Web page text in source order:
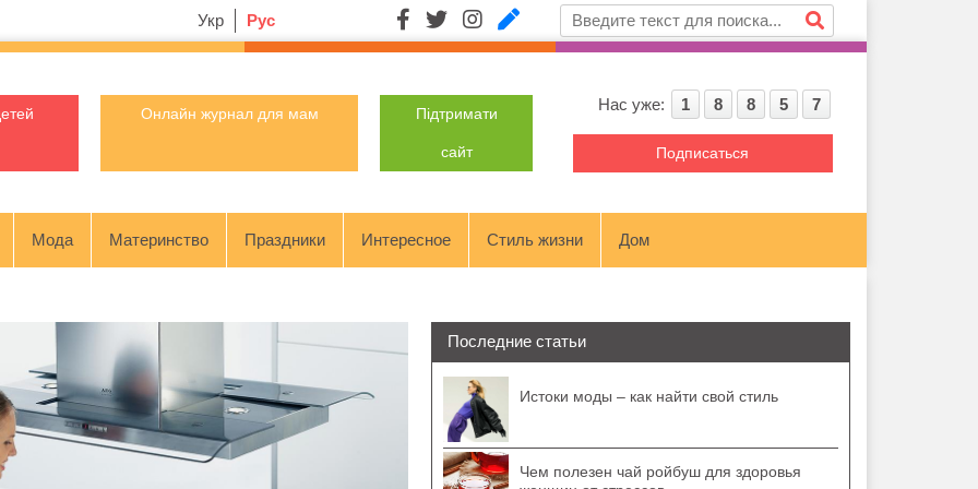
Укр Рус
Онлайн журнал для мам Підтримати
сайт
Нас уже: 1 8 8 5 7
Подписаться
Мода Материнство Праздники Интересное Стиль жизни Дом
Последние статьи
Истоки моды – как найти свой стиль
Чем полезен чай ройбуш для здоровья